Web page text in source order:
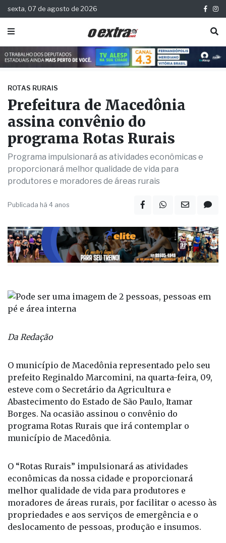
sexta, 07 de agosto de 2026
ROTAS RURAIS
Prefeitura de Macedônia
assina convênio do
programa Rotas Rurais
Programa impulsionará as atividades econômicas e
proporcionará melhor qualidade de vida para
produtores e moradores de áreas rurais
Publicada há 4 anos
Da Redação
O município de Macedônia representado pelo seu
prefeito Reginaldo Marcomini, na quarta-feira, 09,
esteve com o Secretário da Agricultura e
Abastecimento do Estado de São Paulo, Itamar
Borges. Na ocasião assinou o convênio do
programa Rotas Rurais que irá contemplar o
município de Macedônia.
O “Rotas Rurais” impulsionará as atividades
econômicas da nossa cidade e proporcionará
melhor qualidade de vida para produtores e
moradores de áreas rurais, por facilitar o acesso às
propriedades e aos serviços de emergência e o
deslocamento de pessoas, produção e insumos.